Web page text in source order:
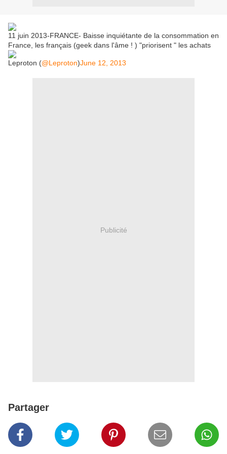
11 juin 2013-FRANCE- Baisse inquiétante de la consommation en
France, les français (geek dans l'âme ! ) "priorisent " les achats
Leproton (@Leproton)June 12, 2013
Publicité
Partager